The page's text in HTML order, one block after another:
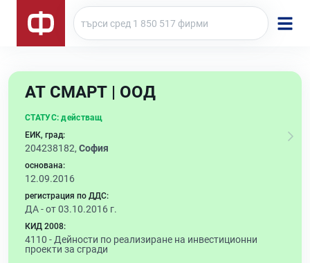
АТ СМАРТ | ООД
СТАТУС: действащ
ЕИК, град:
204238182, София
основана:
12.09.2016
регистрация по ДДС:
ДА - от 03.10.2016 г.
КИД 2008:
4110 - Дейности по реализиране на инвестиционни
проекти за сгради